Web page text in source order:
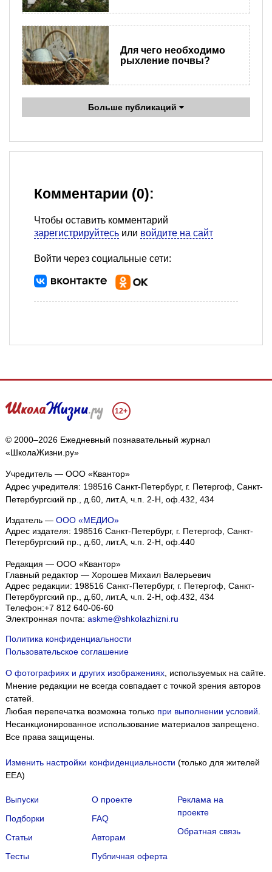
Для чего необходимо
рыхление почвы?
Больше публикаций
Комментарии (0):
Чтобы оставить комментарий
зарегистрируйтесь или войдите на сайт
Войти через социальные сети:
12+
© 2000–2026 Ежедневный познавательный журнал
«ШколаЖизни.ру»
Учредитель — ООО «Квантор»
Адрес учредителя: 198516 Санкт-Петербург, г. Петергоф, Санкт-
Петербургский пр., д.60, лит.А, ч.п. 2-Н, оф.432, 434
Издатель — ООО «МЕДИО»
Адрес издателя: 198516 Санкт-Петербург, г. Петергоф, Санкт-
Петербургский пр., д.60, лит.А, ч.п. 2-Н, оф.440
Редакция — ООО «Квантор»
Главный редактор — Хорошев Михаил Валерьевич
Адрес редакции: 198516 Санкт-Петербург, г. Петергоф, Санкт-
Петербургский пр., д.60, лит.А, ч.п. 2-Н, оф.432, 434
Телефон:+7 812 640-06-60
Электронная почта: askme@shkolazhizni.ru
Политика конфиденциальности
Пользовательское соглашение
О фотографиях и других изображениях, используемых на сайте.
Мнение редакции не всегда совпадает с точкой зрения авторов
статей.
Любая перепечатка возможна только при выполнении условий.
Несанкционированное использование материалов запрещено.
Все права защищены.
Изменить настройки конфиденциальности (только для жителей
EEA)
Выпуски
Подборки
Статьи
Тесты
О проекте
FAQ
Авторам
Публичная оферта
Реклама на
проекте
Обратная связь